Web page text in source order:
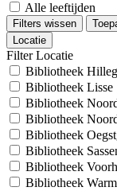
Alle leeftijden
Filters wissen
Locatie
Filter Locatie
Bibliotheek
Bibliotheek Lisse
Bibliotheek
Bibliotheek
Bibliotheek
Bibliotheek
Bibliotheek
Bibliotheek